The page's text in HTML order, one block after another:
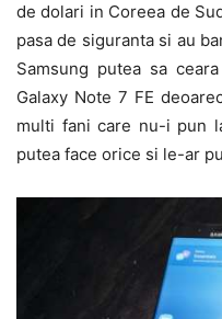
de dolari in Coreea de
pasa de siguranta si au
Samsung putea sa
Galaxy Note 7 FE
multi fani care nu-i pun
putea face orice si le-ar